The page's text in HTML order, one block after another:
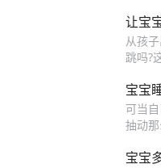
让宝
从孩
跳吗?
宝宝​
可当
抽动
宝宝